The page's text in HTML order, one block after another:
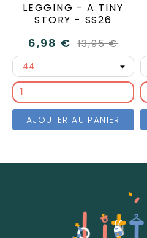
LEGGING - A TINY
STORY - SS26
6,98 € 13,95 €
AJOUTER AU PANIER